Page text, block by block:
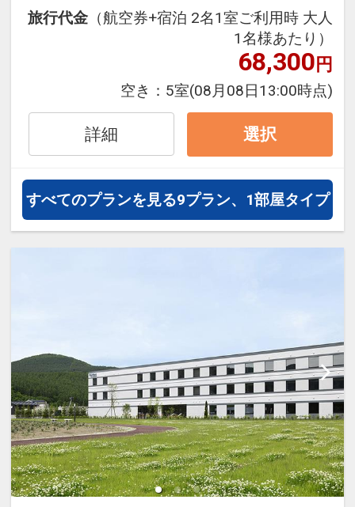
にも最適！
旅行期間中の1泊だけの宿泊や延
泊・飛び泊なども自由自在です。
フライトは、安心のJAL（または
JALグループ）確約！フライトマイ
ル50%貯まります。
オプションでレンタカーや現地交
通・体験プランなどの追加（同時予
約）が可能なプランもございます。
旅行代金 （航空券+宿泊 2名1室ご利用時 大人
1名様あたり）
68,300円
空き： 5室(08月08日13:00時点)
詳細 選択
すべてのプランを見る9プラン、1部屋タイプ